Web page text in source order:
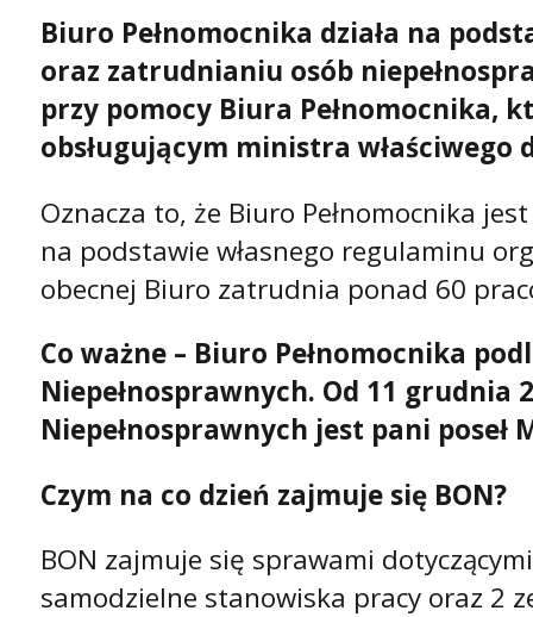
Biuro Pełnomocnika działa na
oraz zatrudnianiu osób
przy pomocy Biura Pełnomocnika,
obsługującym ministra właściwego
Oznacza to, że Biuro Pełnomocnika
na podstawie własnego regulaminu
obecnej Biuro zatrudnia ponad 60
Co ważne – Biuro Pełnomocnika
Niepełnosprawnych. Od 11 grudnia
Niepełnosprawnych jest pani poseł
Czym na co dzień zajmuje się BON?
BON zajmuje się sprawami
samodzielne stanowiska pracy oraz 2